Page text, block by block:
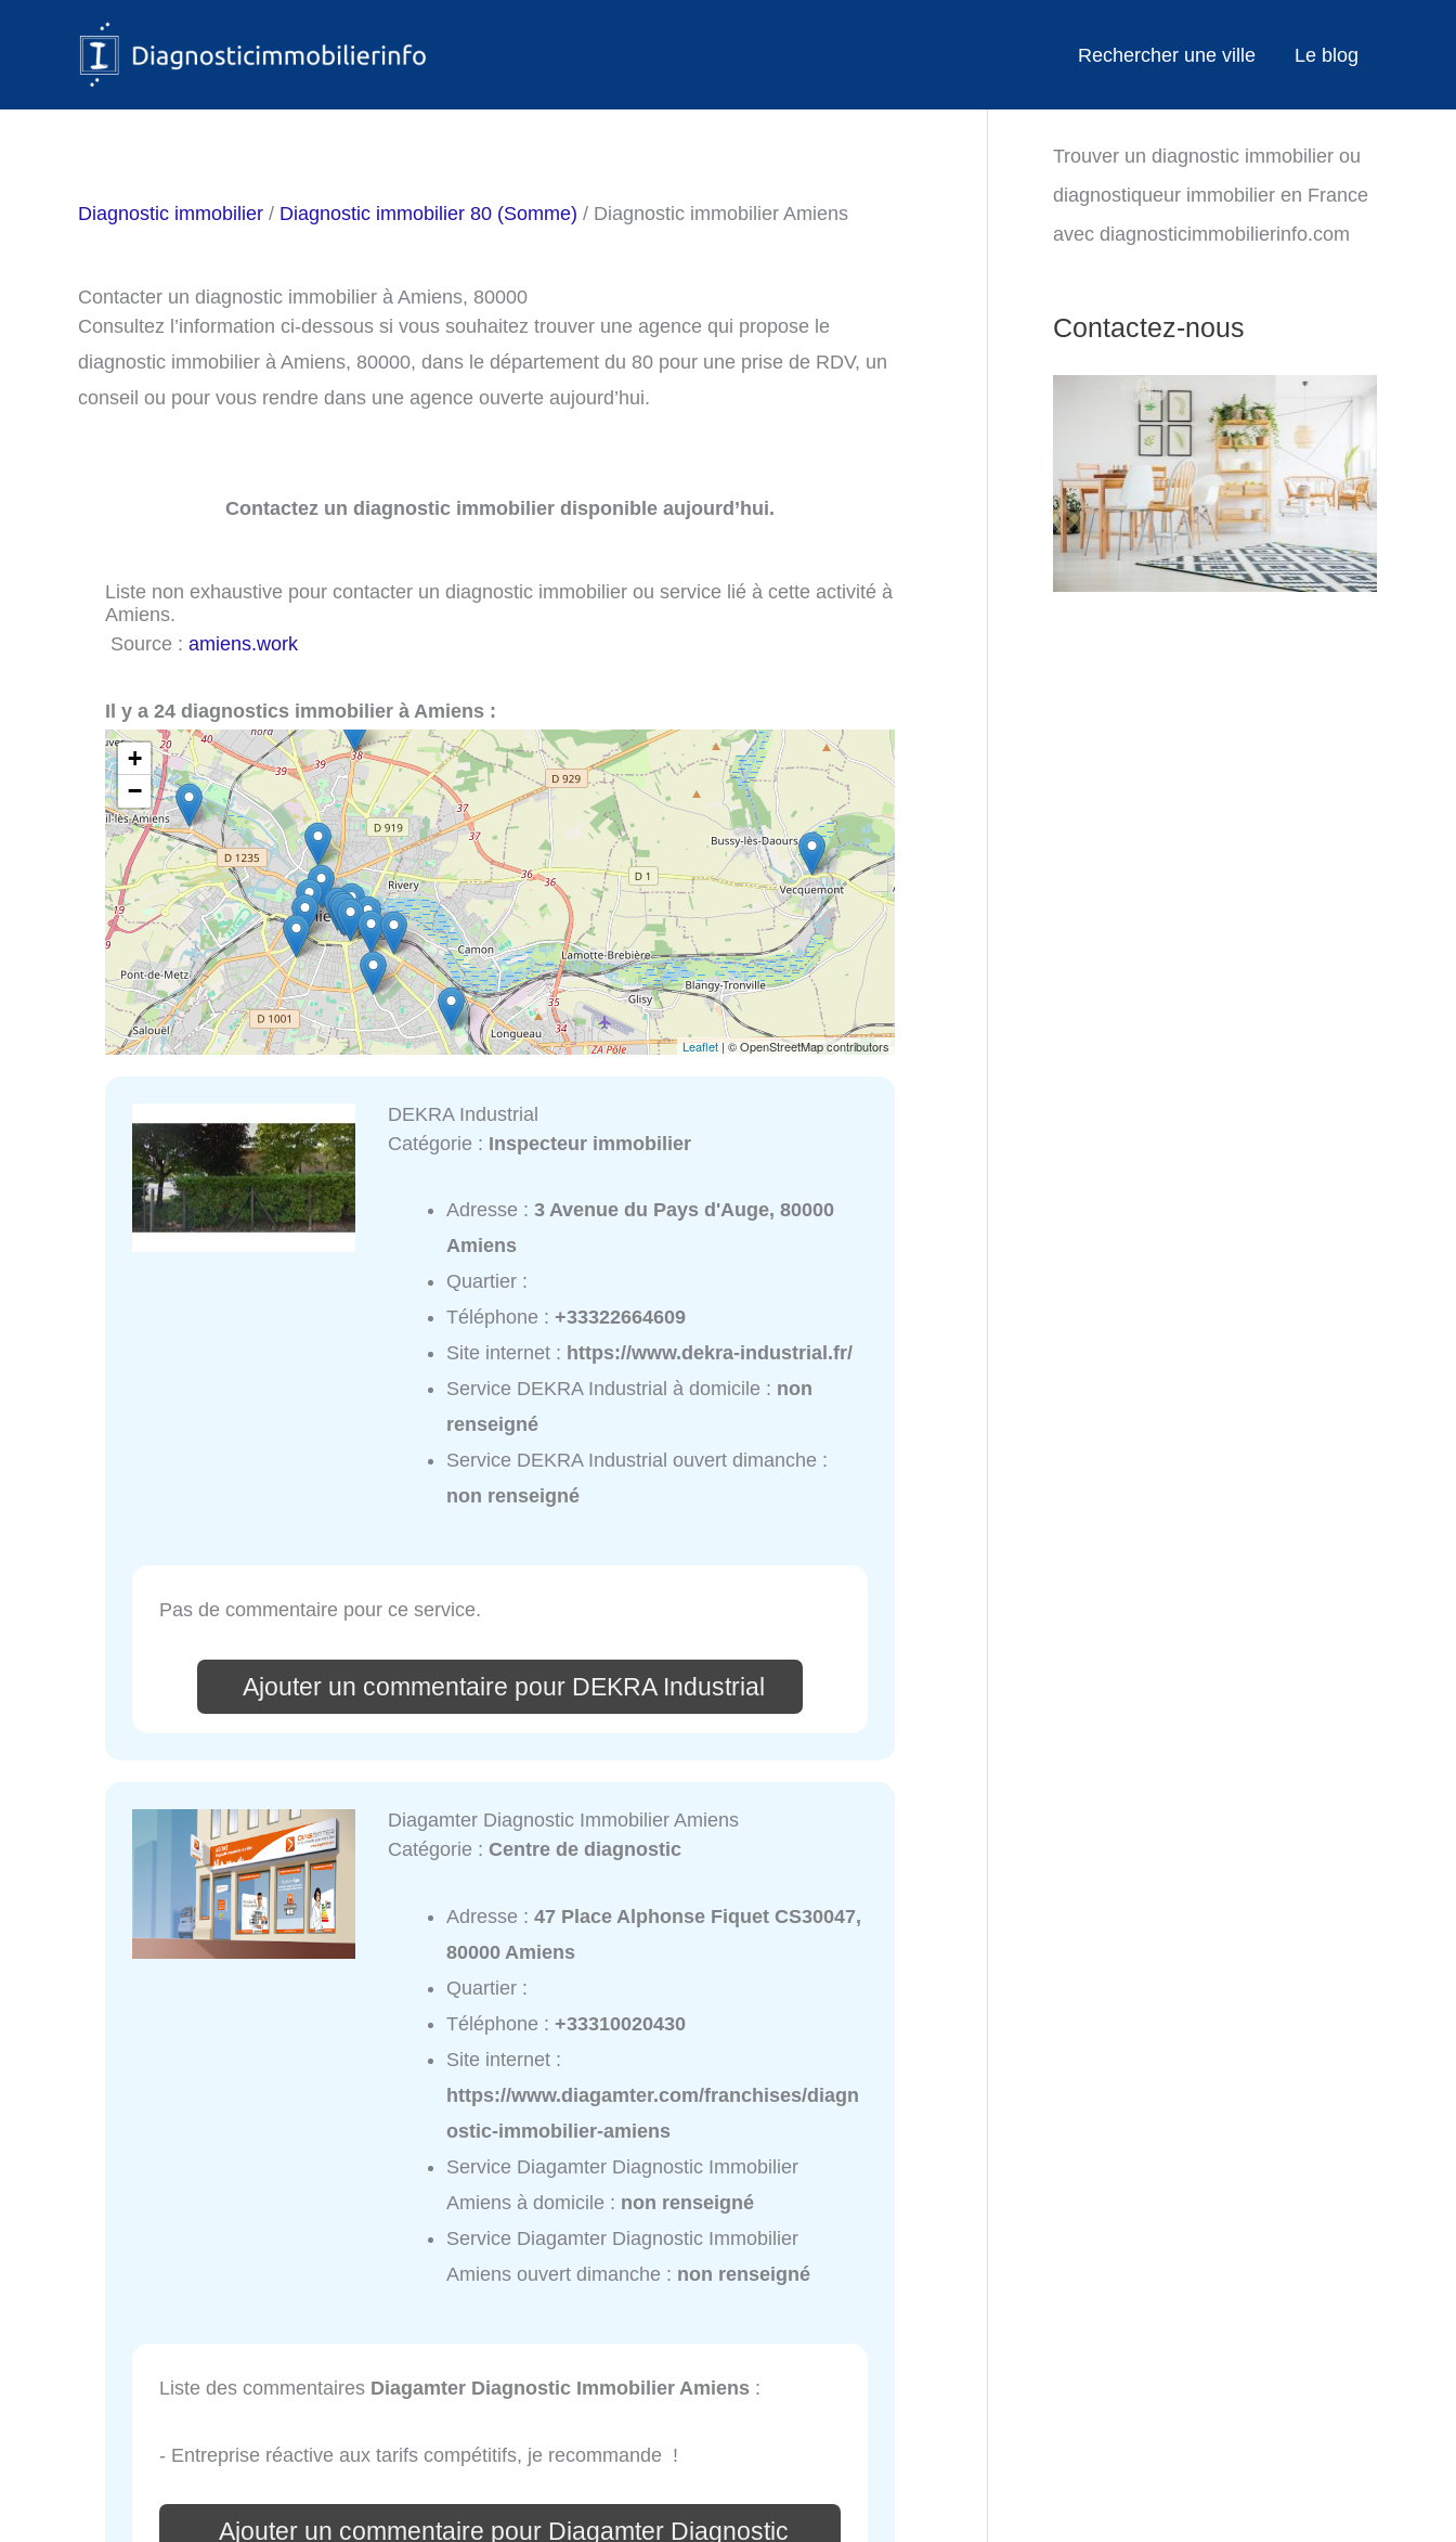
Rechercher une ville Le blog
Diagnostic immobilier / Diagnostic immobilier 80 (Somme) / Diagnostic immobilier Amiens
Contacter un diagnostic immobilier à Amiens, 80000
Consultez l’information ci-dessous si vous souhaitez trouver une agence qui propose le
diagnostic immobilier à Amiens, 80000, dans le département du 80 pour une prise de RDV, un
conseil ou pour vous rendre dans une agence ouverte aujourd’hui.
Contactez un diagnostic immobilier disponible aujourd’hui.
Liste non exhaustive pour contacter un diagnostic immobilier ou service lié à cette activité à
Amiens.
Source : amiens.work
Il y a 24 diagnostics immobilier à Amiens :
+
−
Leaflet| © OpenStreetMap contributors
DEKRA Industrial
Catégorie : Inspecteur immobilier
Adresse :3 Avenue du Pays d'Auge, 80000
Amiens
Quartier :
Téléphone :+33322664609
Site internet : https://www.dekra-industrial.fr/
Service DEKRA Industrial à domicile : non
renseigné
Service DEKRA Industrial ouvert dimanche :
non renseigné
Pas de commentaire pour ce service.
Ajouter un commentaire pour DEKRA Industrial
Diagamter Diagnostic Immobilier Amiens
Catégorie :Centre de diagnostic
Adresse :47 Place Alphonse Fiquet CS30047,
80000 Amiens
Quartier :
Téléphone :+33310020430
Site internet :
https://www.diagamter.com/franchises/diagn
ostic-immobilier-amiens
Service Diagamter Diagnostic Immobilier
Amiens à domicile : non renseigné
Service Diagamter Diagnostic Immobilier
Amiens ouvert dimanche : non renseigné
Liste des commentaires Diagamter Diagnostic Immobilier Amiens :
- Entreprise réactive aux tarifs compétitifs, je recommande !
Ajouter un commentaire pour Diagamter Diagnostic
Trouver un diagnostic immobilier ou
diagnostiqueur immobilier en France
avec diagnosticimmobilierinfo.com
Contactez-nous